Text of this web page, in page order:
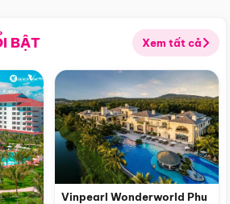
BẬT Xem tất cả
Vinpearl Wonderworld Phu